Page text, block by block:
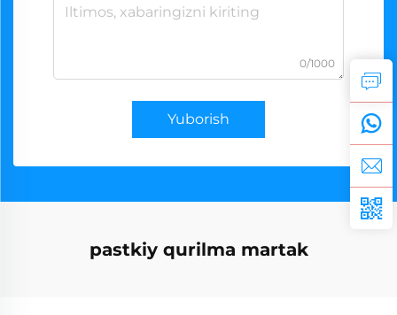
0/1000
Yuborish
pastkiy qurilma martak